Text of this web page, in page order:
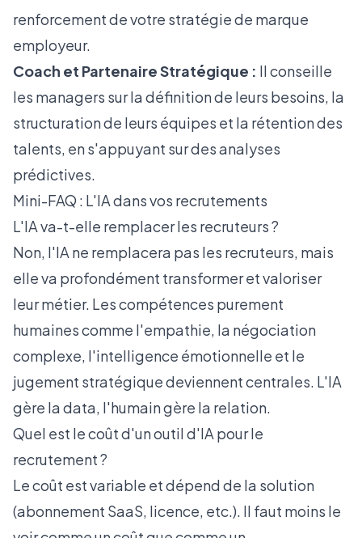
renforcement de votre stratégie de marque
employeur.
Coach et Partenaire Stratégique : Il conseille
les managers sur la définition de leurs besoins, la
structuration de leurs équipes et la rétention des
talents, en s'appuyant sur des analyses
prédictives.
Mini-FAQ : L'IA dans vos recrutements
L'IA va-t-elle remplacer les recruteurs ?
Non, l'IA ne remplacera pas les recruteurs, mais
elle va profondément transformer et valoriser
leur métier. Les compétences purement
humaines comme l'empathie, la négociation
complexe, l'intelligence émotionnelle et le
jugement stratégique deviennent centrales. L'IA
gère la data, l'humain gère la relation.
Quel est le coût d'un outil d'IA pour le
recrutement ?
Le coût est variable et dépend de la solution
(abonnement SaaS, licence, etc.). Il faut moins le